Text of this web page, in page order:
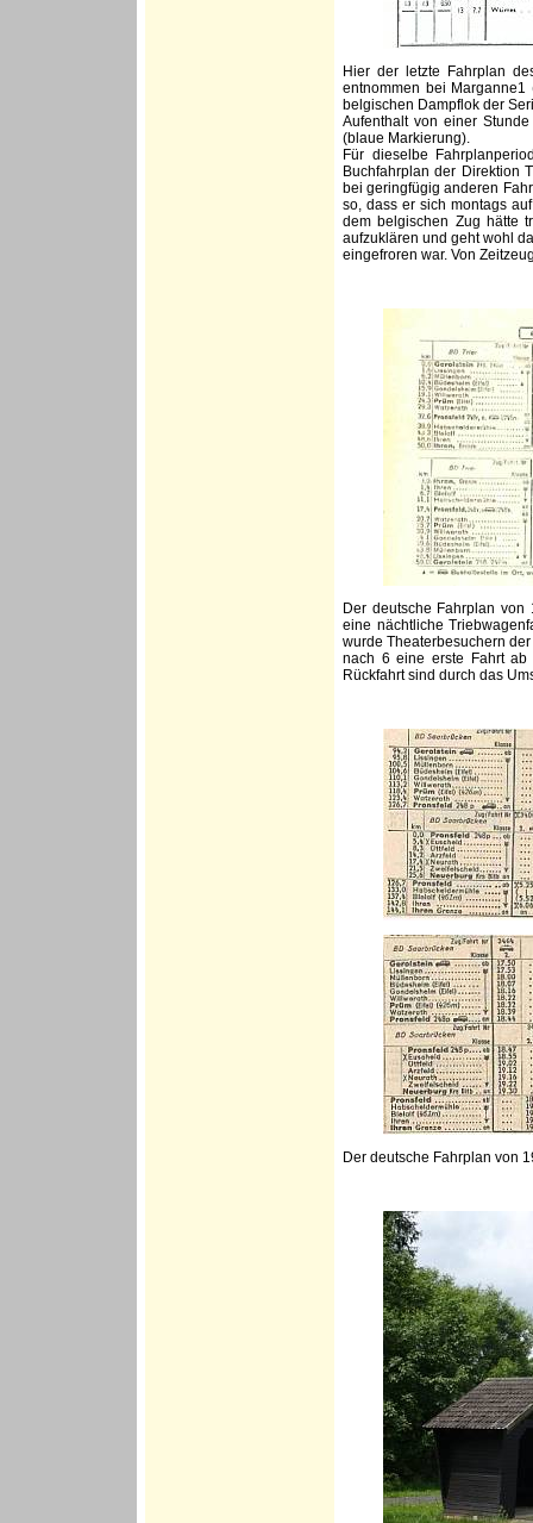
Hier der letzte Fahrplan
entnommen bei
belgischen Dampflok der
Aufenthalt von einer
(blaue Markierung).
Für dieselbe
Buchfahrplan der Direktion
bei geringfügig anderen
so, dass er sich montags
dem belgischen Zug hätte
aufzuklären und geht wohl
eingefroren war. Von
Der deutsche Fahrplan
eine nächtliche
wurde Theaterbesuchern
nach 6 eine erste Fahrt ab
Rückfahrt sind durch das
Der deutsche Fahrplan von